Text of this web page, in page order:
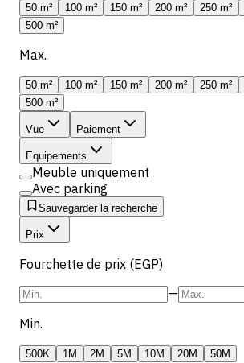
50 m² 100 m² 150 m² 200 m² 250 m²
500 m²
Max.
50 m² 100 m² 150 m² 200 m² 250 m²
500 m²
Vue Paiement
Equipements
Meuble uniquement
Avec parking
Sauvegarder la recherche
Prix
Fourchette de prix (EGP)
—
Min.
500K 1M 2M 5M 10M 20M 50M